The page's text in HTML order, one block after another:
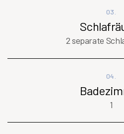
03.
2 separate
04.
1